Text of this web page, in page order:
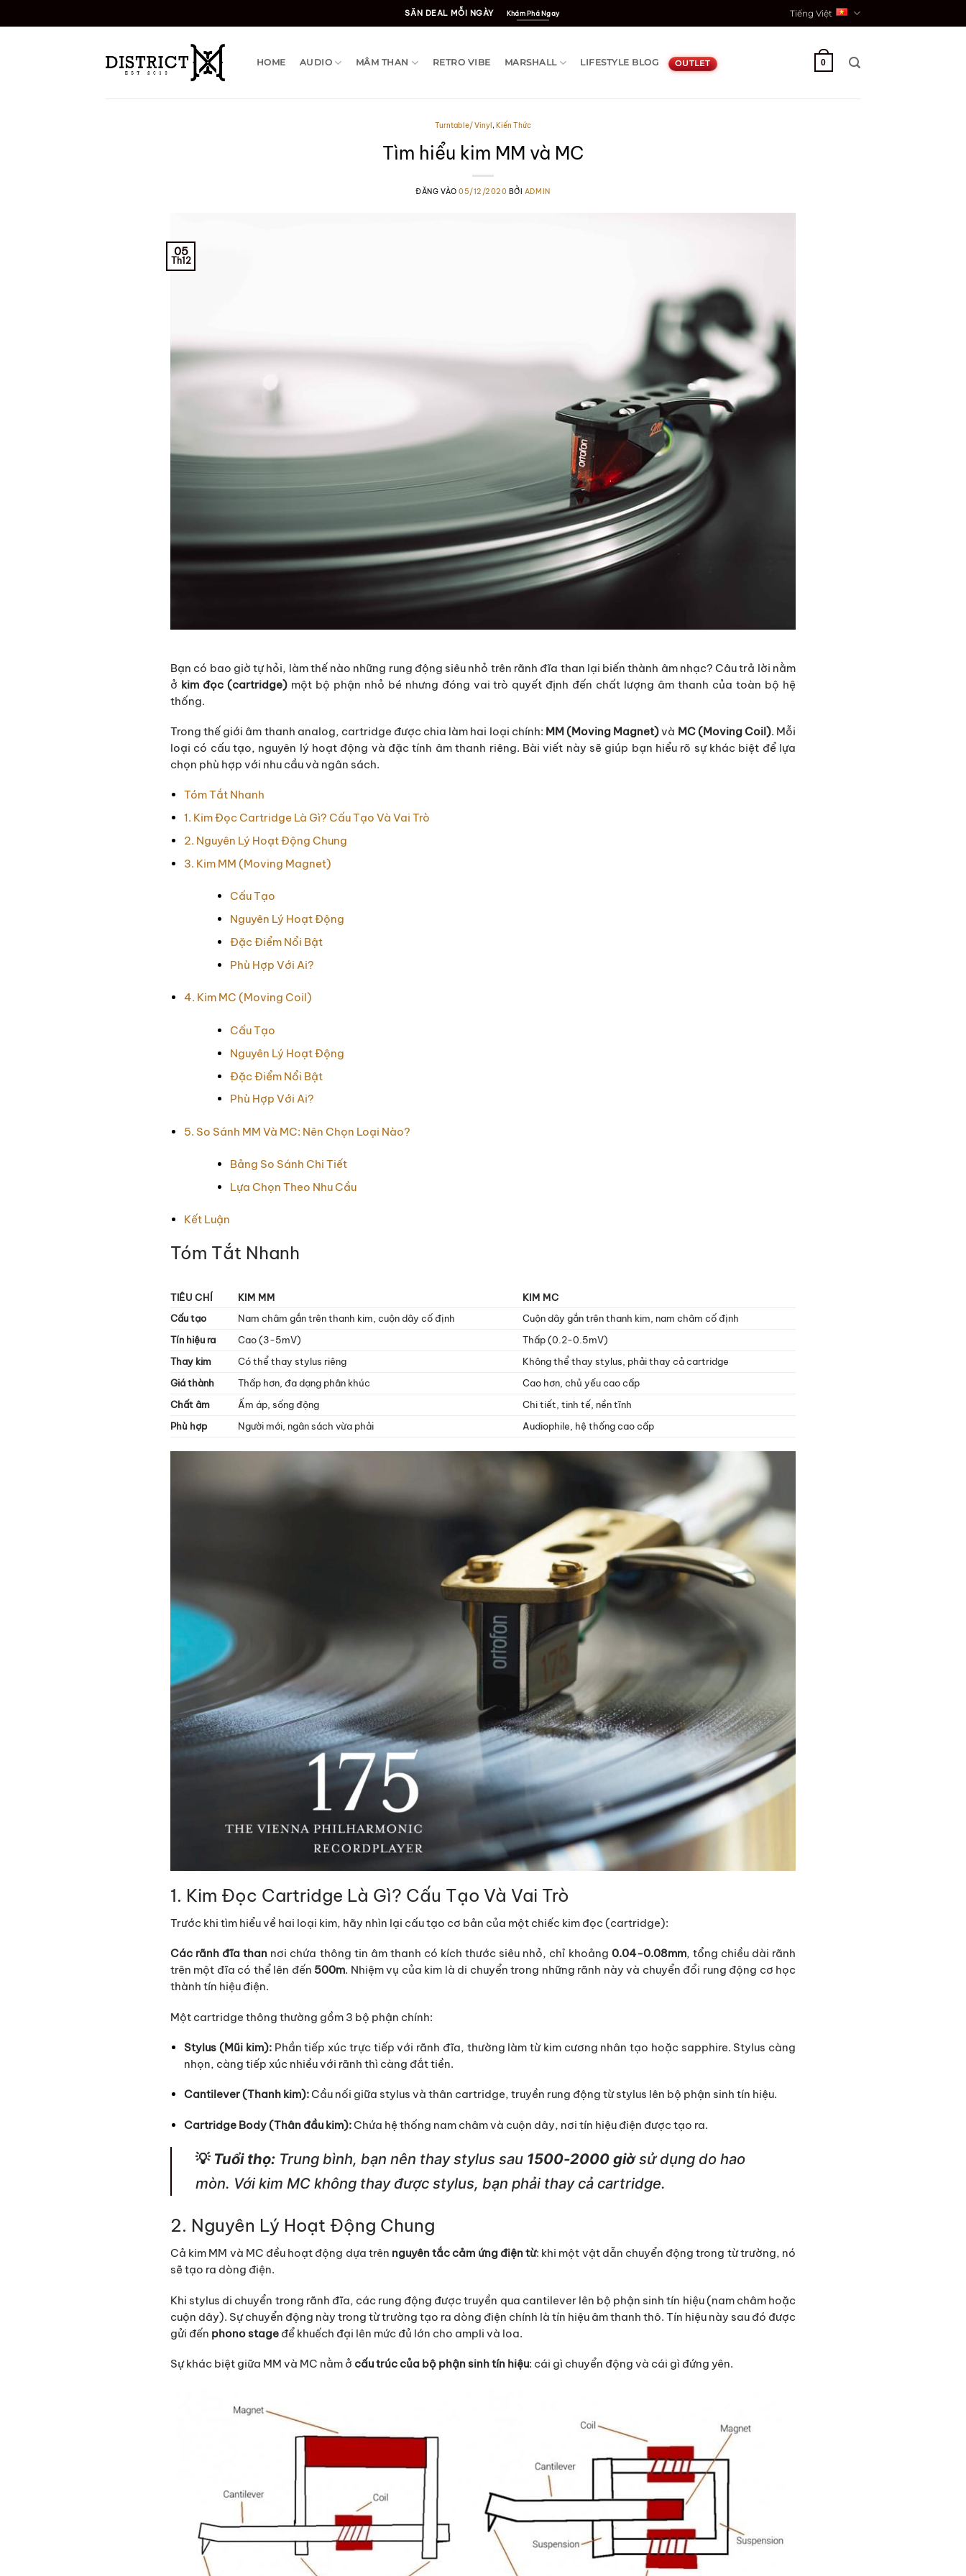
qua
SĂN DEAL MỖI NGÀY Khám Phá Ngay Tiếng Việt
HOME AUDIO MÂM THAN RETRO VIBE MARSHALL LIFESTYLE BLOG OUTLET 0
Turntable/ Vinyl,Kiến Thức
Tìm hiểu kim MM và MC
ĐĂNG VÀO05/12/2020 BỞI ADMIN
05
Th12
Bạn có bao giờ tự hỏi, làm thế nào những rung động siêu nhỏ trên rãnh đĩa than lại biến thành âm nhạc? Câu trả lời nằm
ở kim đọc (cartridge)một bộ phận nhỏ bé nhưng đóng vai trò quyết định đến chất lượng âm thanh của toàn bộ hệ
thống.
Trong thế giới âm thanh analog, cartridge được chia làm hai loại chính: MM (Moving Magnet)và MC (Moving Coil). Mỗi
loại có cấu tạo, nguyên lý hoạt động và đặc tính âm thanh riêng. Bài viết này sẽ giúp bạn hiểu rõ sự khác biệt để lựa
chọn phù hợp với nhu cầu và ngân sách.
Tóm Tắt Nhanh
1. Kim Đọc Cartridge Là Gì? Cấu Tạo Và Vai Trò
2. Nguyên Lý Hoạt Động Chung
3. Kim MM (Moving Magnet)
Cấu Tạo
Nguyên Lý Hoạt Động
Đặc Điểm Nổi Bật
Phù Hợp Với Ai?
4. Kim MC (Moving Coil)
Cấu Tạo
Nguyên Lý Hoạt Động
Đặc Điểm Nổi Bật
Phù Hợp Với Ai?
5. So Sánh MM Và MC: Nên Chọn Loại Nào?
Bảng So Sánh Chi Tiết
Lựa Chọn Theo Nhu Cầu
Kết Luận
Tóm Tắt Nhanh
TIÊU CHÍ KIM MM
KIM MC
Cấu tạo
Nam châm gắn trên thanh kim, cuộn dây cố định
Cuộn dây gắn trên thanh kim, nam châm cố định
Tín hiệu ra
Cao (3-5mV)
Thấp (0.2-0.5mV)
Thay kim
Có thể thay stylus riêng
Không thể thay stylus, phải thay cả cartridge
Giá thành
Thấp hơn, đa dạng phân khúc
Cao hơn, chủ yếu cao cấp
Chất âm
Ấm áp, sống động
Chi tiết, tinh tế, nền tĩnh
Phù hợp
Người mới, ngân sách vừa phải Audiophile, hệ thống cao cấp
1. Kim Đọc Cartridge Là Gì? Cấu Tạo Và Vai Trò
Trước khi tìm hiểu về hai loại kim, hãy nhìn lại cấu tạo cơ bản của một chiếc kim đọc (cartridge):
Các rãnh đĩa than nơi chứa thông tin âm thanh có kích thước siêu nhỏ, chỉ khoảng 0.04-0.08mm, tổng chiều dài rãnh
trên một đĩa có thể lên đến 500m. Nhiệm vụ của kim là di chuyển trong những rãnh này và chuyển đổi rung động cơ học
thành tín hiệu điện.
Một cartridge thông thường gồm 3 bộ phận chính:
Stylus (Mũi kim):Phần tiếp xúc trực tiếp với rãnh đĩa, thường làm từ kim cương nhân tạo hoặc sapphire. Stylus càng
nhọn, càng tiếp xúc nhiều với rãnh thì càng đắt tiền.
Cantilever (Thanh kim):Cầu nối giữa stylus và thân cartridge, truyền rung động từ stylus lên bộ phận sinh tín hiệu.
Cartridge Body (Thân đầu kim):Chứa hệ thống nam châm và cuộn dây, nơi tín hiệu điện được tạo ra.
💡 Tuổi thọ: Trung bình, bạn nên thay stylus sau 1500-2000 giờsử dụng do hao
mòn. Với kim MC không thay được stylus, bạn phải thay cả cartridge.
2. Nguyên Lý Hoạt Động Chung
Cả kim MM và MC đều hoạt động dựa trên nguyên tắc cảm ứng điện từ: khi một vật dẫn chuyển động trong từ trường, nó
sẽ tạo ra dòng điện.
Khi stylus di chuyển trong rãnh đĩa, các rung động được truyền qua cantilever lên bộ phận sinh tín hiệu (nam châm hoặc
cuộn dây). Sự chuyển động này trong từ trường tạo ra dòng điện chính là tín hiệu âm thanh thô. Tín hiệu này sau đó được
gửi đến phono stage để khuếch đại lên mức đủ lớn cho ampli và loa.
Sự khác biệt giữa MM và MC nằm ở cấu trúc của bộ phận sinh tín hiệu: cái gì chuyển động và cái gì đứng yên.